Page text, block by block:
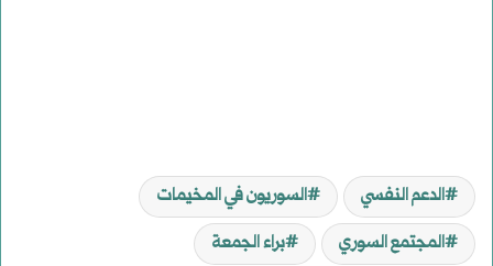
الدعم النفسي
السوريون في المخيمات
المجتمع السوري
براء الجمعة